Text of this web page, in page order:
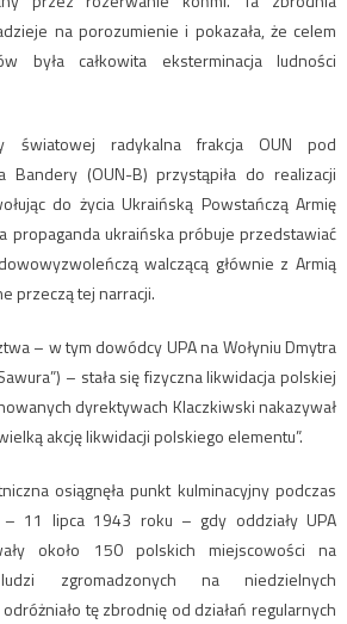
na porozumienie i pokazała, że celem
była całkowita eksterminacja ludności
radykalna frakcja OUN pod
Bandery (OUN-B) przystąpiła do realizacji
do życia Ukraińską Powstańczą Armię
propaganda ukraińska próbuje przedstawiać
walczącą głównie z Armią
przeczą tej narracji.
– w tym dowódcy UPA na Wołyniu Dmytra
– stała się fizyczna likwidacja polskiej
dyrektywach Klaczkiwski nakazywał
akcję likwidacji polskiego elementu”.
osiągnęła punkt kulminacyjny podczas
11 lipca 1943 roku – gdy oddziały UPA
około 150 polskich miejscowości na
zgromadzonych na niedzielnych
tę zbrodnię od działań regularnych